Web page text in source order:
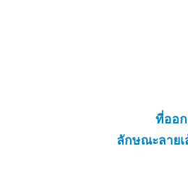
ที่ออ
ลักษณะลาย